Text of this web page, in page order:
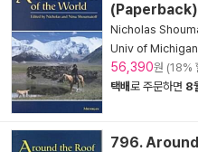
(Paperback)
Nicholas
Univ of
56,390원 (18%
택배로 주문하면 8
796.